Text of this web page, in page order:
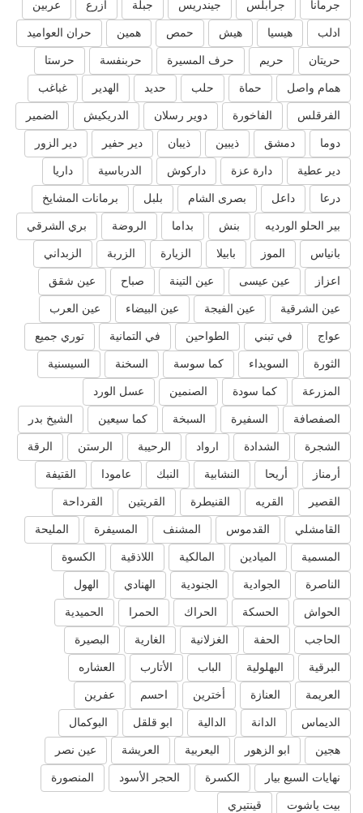
جرمانا جرابلس جيندريس جبلة ازرع عربين
ادلب هيسيا هيش حمص همين حران العواميد
حريتان حريم حرف المسيرة حربنفسة حرستا
همام واصل حماة حلب حديد الهدير غباغب
الفرقلس الفاخورة دوير رسلان الدريكيش الضمير
دوما دمشق ذيبين ذيبان دير حفير دير الزور
دير عطية دارة عزة داركوش الدرباسية داريا
درعا داعل بصرى الشام بلبل برمانات المشايخ
بير الحلو الورديه بنش بداما الروضة بري الشرقي
بانياس الموز بابيلا الزيارة الزربة الزبداني
اعزاز عين عيسى عين التينة صباح عين شقق
عين الشرقية عين الفيجة عين البيضاء عين العرب
عواج في تبني الطواحين في التمانية توري جميع
الثورة السويداء كما سوسة السخنة السيسنية
المزرعة كما سودة الصنمين عسل الورد
الصفصافة السفيرة السبخة كما سيعين الشيخ بدر
الشجرة الشدادة ارواد الرحيبة الرستن الرقة
أرمناز أريحا النشابية النبك عامودا القتيفة
القصير القريه القنيطرة القريتين القرداحة
القامشلي القدموس المشنف المسيفرة المليحة
المسمية الميادين المالكية اللاذقية الكسوة
الناصرة الجوادية الجنودية الهنادي الهول
الحواش الحسكة الحراك الحمرا الحميدية
الحاجب الحفة الغزلانية الغارية البصيرة
البرقية البهلولية الباب الأتارب العشاره
العريمة العنازة أخترين احسم عفرين
الديماس الدانة الدالية ابو قلقل البوكمال
هجين ابو الزهور اليعربية العريشة عين نصر
نهايات السبع بيار الكسرة الحجر الأسود المنصورة
بيت ياشوت قينتيري